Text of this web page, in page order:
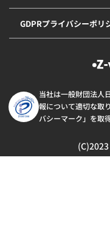
GDPRプライバシーポリ
当社は一般財団法人
報について適切な取
バシーマーク」を取